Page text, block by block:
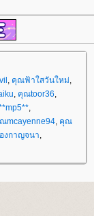
คุณฟ้าใสวันใหม่
คุณtoor36
mcayenne94 คุณ
งกาญจนา